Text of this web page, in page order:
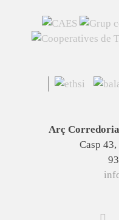
Arç Corredoria
Casp